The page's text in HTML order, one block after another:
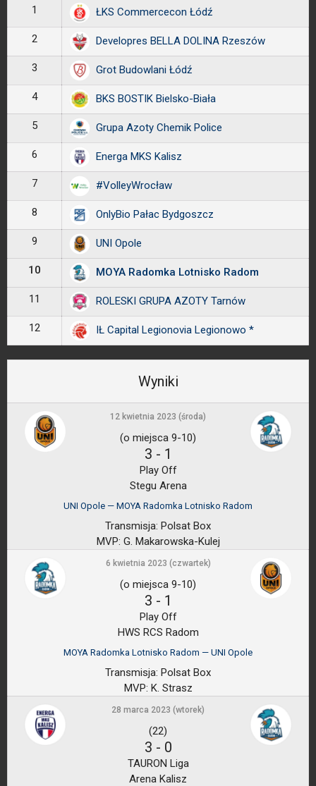
1 ŁKS Commercecon Łódź
2 Developres BELLA DOLINA Rzeszów
3 Grot Budowlani Łódź
4 BKS BOSTIK Bielsko-Biała
5 Grupa Azoty Chemik Police
6 Energa MKS Kalisz
7 #VolleyWrocław
8 OnlyBio Pałac Bydgoszcz
9 UNI Opole
10 MOYA Radomka Lotnisko Radom
11 ROLESKI GRUPA AZOTY Tarnów
12 IŁ Capital Legionovia Legionowo *
Wyniki
12 kwietnia 2023 (środa)
(o miejsca 9-10)
3 - 1
Play Off
Stegu Arena
UNI Opole — MOYA Radomka Lotnisko Radom
Transmisja: Polsat Box
MVP: G. Makarowska-Kulej
6 kwietnia 2023 (czwartek)
(o miejsca 9-10)
3 - 1
Play Off
HWS RCS Radom
MOYA Radomka Lotnisko Radom — UNI Opole
Transmisja: Polsat Box
MVP: K. Strasz
28 marca 2023 (wtorek)
(22)
3 - 0
TAURON Liga
Arena Kalisz